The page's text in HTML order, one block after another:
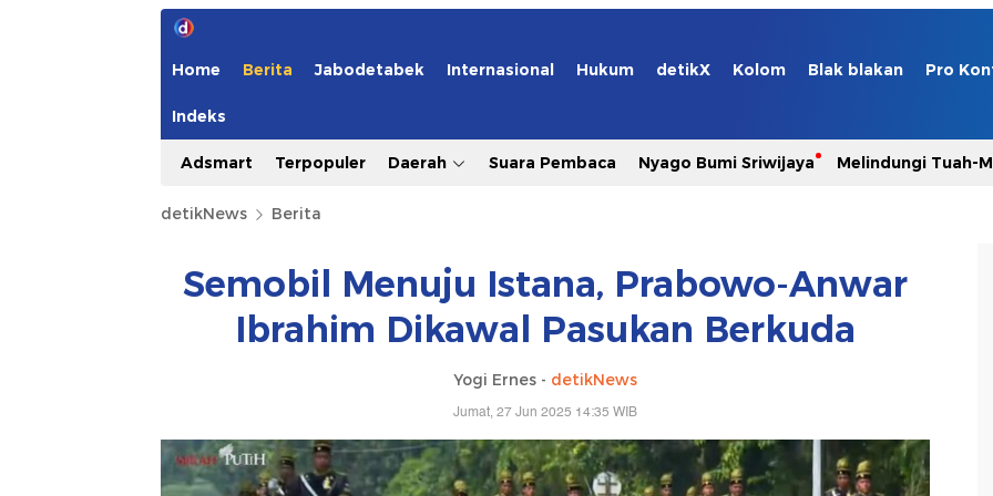
Home Berita Jabodetabek Internasional Hukum detikX Kolom Blak blakan Pro
Indeks
Adsmart Terpopuler Daerah Suara Pembaca Nyago Bumi Sriwijaya Melindungi Tuah-
detikNews Berita
Semobil Menuju Istana, Prabowo-Anwar
Ibrahim Dikawal Pasukan Berkuda
Yogi Ernes - detikNews
Jumat, 27 Jun 2025 14:35 WIB